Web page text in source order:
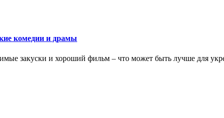
комедии и драмы
закуски и хороший фильм – что может быть лучше для